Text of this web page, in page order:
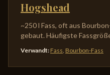
Hogshead
~250 l Fass, oft aus
gebaut. Häufigste
Verwandt: Fass, Bourbon-Fass